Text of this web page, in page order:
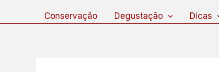
Conservação Degustação Dicas